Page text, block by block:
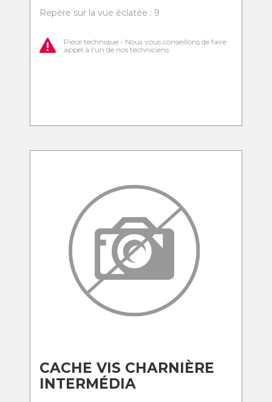
Repère sur la vue éclatée : 9
Pièce technique - Nous vous conseillons de faire
appel à l'un de nos techniciens
CACHE VIS CHARNIÈRE
INTERMÉDIA